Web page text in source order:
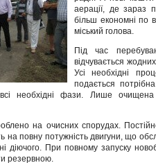
аерації, де зараз
більш економні по
міський голова.
Під час
відчувається
Усі необхідні
подається
необхідні фази. Лише
на очисних спорудах.
повну потужність двигуни, що
діючого. При повному запуску
резервною.